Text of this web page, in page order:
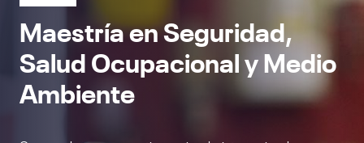
Maestría en Seguridad,
Salud Ocupacional y Medio
Ambiente